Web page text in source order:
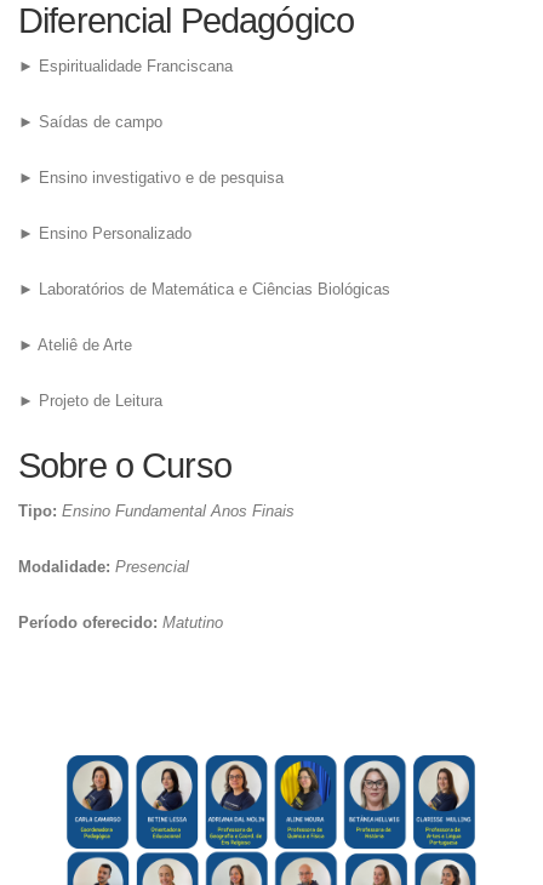
Diferencial Pedagógico
► Espiritualidade Franciscana
► Saídas de campo
► Ensino investigativo e de pesquisa
► Ensino Personalizado
► Laboratórios de Matemática e Ciências Biológicas
► Ateliê de Arte
► Projeto de Leitura
Sobre o Curso
Tipo: Ensino Fundamental Anos Finais
Modalidade: Presencial
Período oferecido: Matutino